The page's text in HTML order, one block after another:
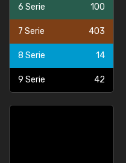
6 Serie 100
7 Serie 403
8 Serie 14
9 Serie 42